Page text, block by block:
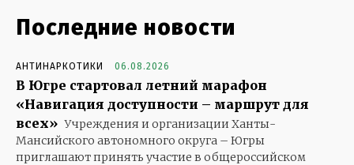
Последние новости
АНТИНАРКОТИКИ 06.08.2026
В Югре стартовал летний марафон
«Навигация доступности – маршрут для
всех» Учреждения и организации Ханты-
Мансийского автономного округа – Югры
приглашают принять участие в общероссийском